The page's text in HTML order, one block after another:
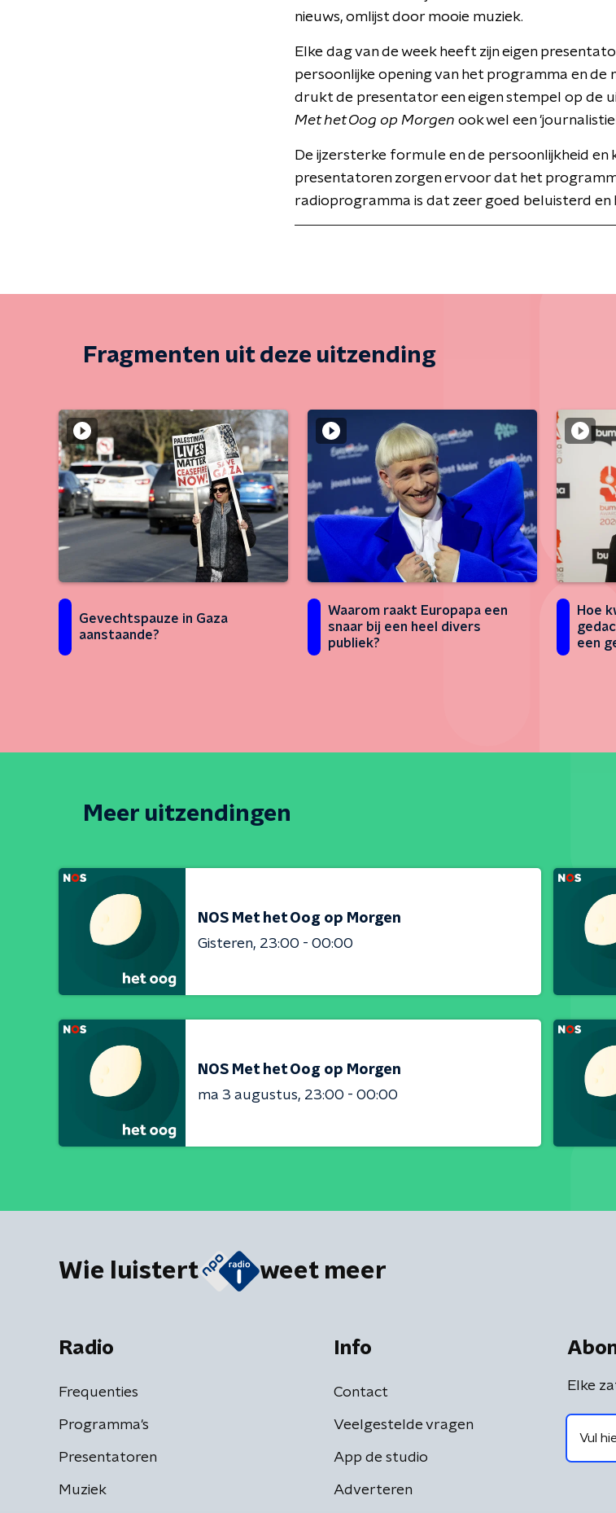
nieuws, omlijst door mooie muziek.
Elke dag van de week heeft zijn eigen
persoonlijke opening van het programma en de
drukt de presentator een eigen stempel op de
Met het Oog op Morgen ook wel een
De ijzersterke formule en de persoonlijkheid en
presentatoren zorgen ervoor dat het
radioprogramma is dat zeer goed beluisterd
Fragmenten uit deze uitzending
Gevechtspauze in Gaza
aanstaande?
Waarom raakt Europapa een
snaar bij een heel divers
publiek?
Hoe
een
Meer uitzendingen
NOS Met het Oog op Morgen
Gisteren 23:00 - 00:00
NOS Met het Oog op Morgen
ma 3 augustus 23:00 - 00:00
Wie luistert weet meer
Radio
Frequenties
Programma's
Presentatoren
Muziek
Info
Contact
Veelgestelde vragen
App de studio
Adverteren
Elke